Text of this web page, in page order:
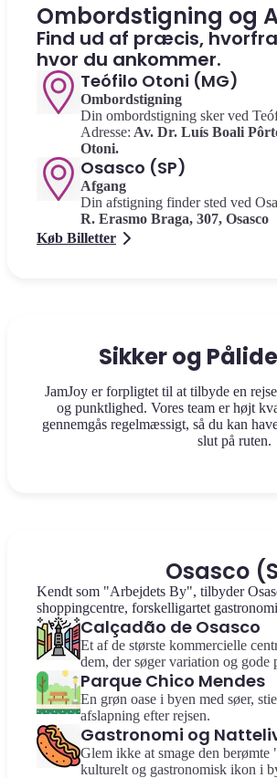
Ombordstigning og
Find ud af præcis,
hvor du ankommer.
Teófilo Otoni (MG)
Ombordstigning
Din ombordstigning sker ved
Adresse: Av. Dr. Luís Boali
Otoni.
Osasco (SP)
Afgang
Din afstigning finder sted ved
R. Erasmo Braga, 307, Osasco
Køb Billetter
Sikker og
JamJoy er forpligtet til at tilbyde en
og punktlighed. Vores team er højt
gennemgås regelmæssigt, så du kan
slut på ruten.
Osasco
Kendt som "Arbejdets By", tilbyder
shoppingcentre, forskelligartet
Calçadão de Osasco
Et af de største kommercielle
dem, der søger variation og gode
Parque Chico Mendes
En grøn oase i byen med søer,
afslapning efter rejsen.
Gastronomi og
Glem ikke at smage den berømte
kulturelt og gastronomisk ikon i